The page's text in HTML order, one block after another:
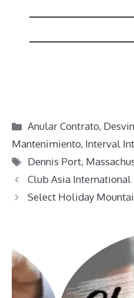
Categorías
Anular Contrato,
Mantenimiento, Interval
Etiquetas
Dennis Port,
Club Asia
Select Holiday